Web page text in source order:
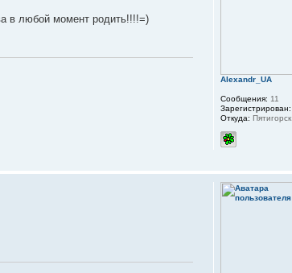
в любой момент родить!!!!=)
Alexandr_UA
Сообщения: 11
Зарегистрирован:
Откуда: Пятигорск